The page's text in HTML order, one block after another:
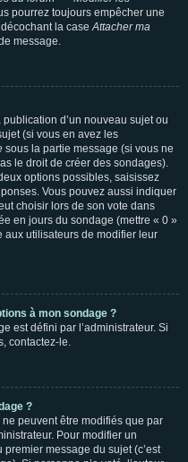
pourrez toujours empêcher une
décochant la caseAttacher ma
message.
d’un nouveau sujet ou
(si vous en avez les
sous la partie message (si vous ne
le droit de créer des sondages).
options possibles, saisissez
Vous pouvez aussi indiquer
choisir lors de son vote dans
en jours du sondage (mettre « 0 »
aux utilisateurs de modifier leur
à mon sondage ?
est défini par l’administrateur. Si
contactez-le.
?
peuvent être modifiés que par
Pour modifier un
premier message du sujet (c’est